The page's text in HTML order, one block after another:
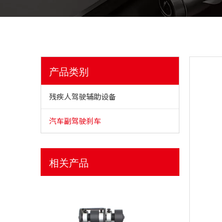
产品类别
残疾人驾驶辅助设备
汽车副驾驶刹车
相关产品